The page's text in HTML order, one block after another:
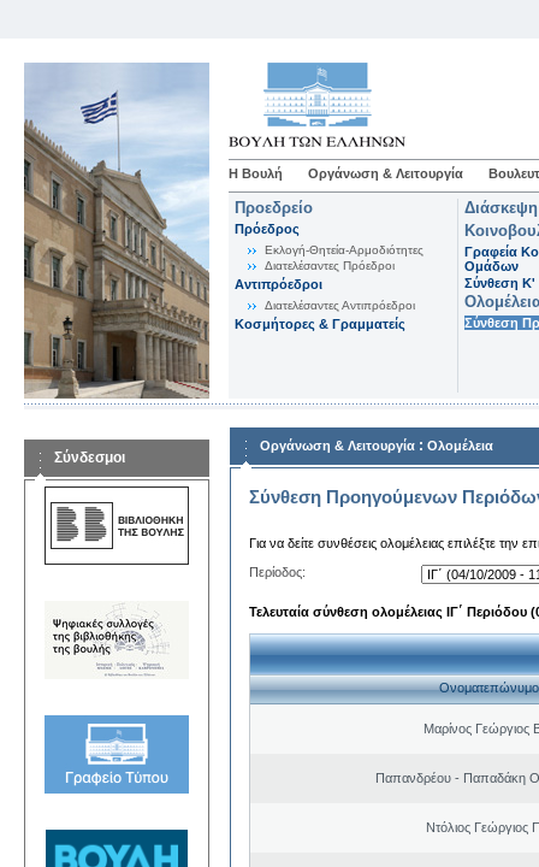
Η Βουλή Οργάνωση & Λειτουργία
Προεδρείο
Πρόεδρος
Εκλογή-Θητεία-Αρμοδιότητες
Διατελέσαντες Πρόεδροι
Αντιπρόεδροι
Διατελέσαντες Αντιπρόεδροι
Κοσμήτορες & Γραμματείς
Γραφεία
Ομάδων
Σύνθεση K'
Σύνθεση
Σύνδεσμοι
Οργάνωση & Λειτουργία : Ολομέλεια
Σύνθεση Προηγούμενων
Για να δείτε συνθέσεις ολομέλειας επιλέξτε την
Περίοδος:
Τελευταία σύνθεση ολομέλειας ΙΓ΄ Περιόδου
Ονοματεπώνυμο
Μαρίνος Γεώργιος
Παπανδρέου - Παπαδάκη
Ντόλιος Γεώργιος